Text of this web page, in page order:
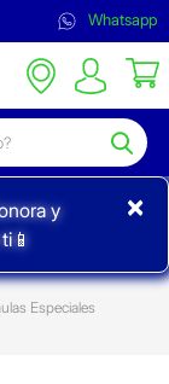
Whatsapp
y
×
Especiales